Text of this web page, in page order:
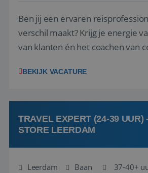
Ben jij een ervaren
verschil maakt? Krijg je energie
van klanten én het coachen van
(onderdeel van Pelikaan Travel
team het reisbureau verder...
BEKIJK VACATURE
TRAVEL EXPERT (24-39 UUR)
STORE LEERDAM
Leerdam Baan 37-40+